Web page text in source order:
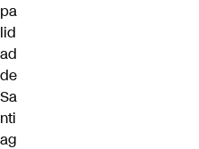
pa
lid
ad
de
Sa
nti
ag